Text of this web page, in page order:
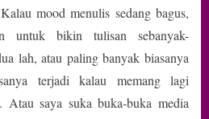
Kalau mood menulis sedang bagus,
untuk bikin tulisan sebanyak-
lah, atau paling banyak biasanya
terjadi kalau memang lagi
saya suka buka-buka media